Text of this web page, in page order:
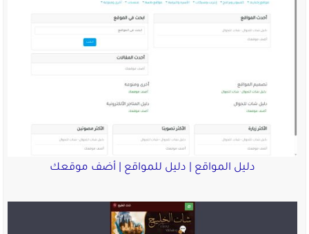
دليل المواقع | دليل للمواقع | أضف موقعك